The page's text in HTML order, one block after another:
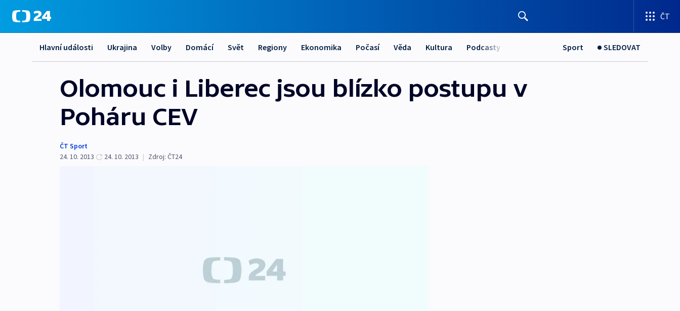
ČT
Hlavní události Ukrajina Volby Domácí Svět Regiony Ekonomika Počasí Věda Kultura Podcasty Sport SLEDOVAT
Olomouc i Liberec jsou blízko postupu v
Poháru CEV
ČT Sport
24. 10. 2013
24. 10. 2013 | Zdroj: ČT24